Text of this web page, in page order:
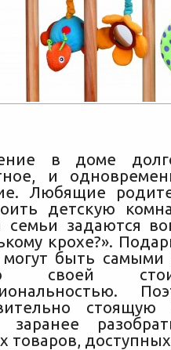
в доме
и
Любящие
детскую
семьи задаются
крохе?».
быть самыми
своей
заранее
товаров,